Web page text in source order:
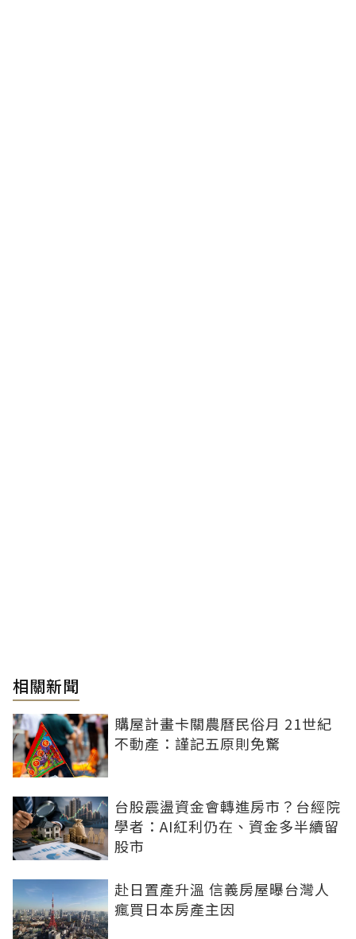
相關新聞
購屋計畫卡關農曆民俗月 21世紀
不動產：謹記五原則免驚
台股震盪資金會轉進房市？台經院
學者：AI紅利仍在、資金多半續留
股市
赴日置產升溫 信義房屋曝台灣人
瘋買日本房產主因